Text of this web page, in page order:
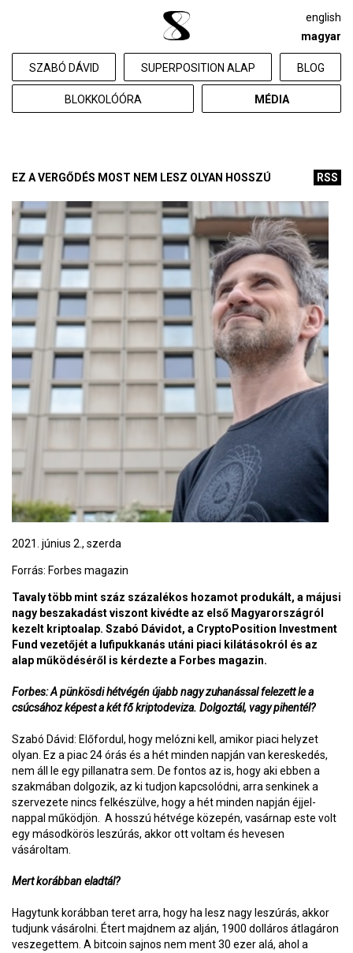
SZABÓ DÁVID SUPERPOSITION ALAP BLOG
BLOKKOLÓÓRA MÉDIA
english
magyar
RSS
EZ A VERGŐDÉS MOST NEM LESZ OLYAN HOSSZÚ
2021. június 2., szerda
Forrás: Forbes magazin
Tavaly több mint száz százalékos hozamot produkált, a májusi
nagy beszakadást viszont kivédte az első Magyarországról
kezelt kriptoalap. Szabó Dávidot, a CryptoPosition Investment
Fund vezetőjét a lufipukkanás utáni piaci kilátásokról és az
alap működéséről is kérdezte a Forbes magazin.
Forbes: A pünkösdi hétvégén újabb nagy zuhanással felezett le a
csúcsához képest a két fő kriptodeviza. Dolgoztál, vagy pihentél?
Szabó Dávid: Előfordul, hogy melózni kell, amikor piaci helyzet
olyan. Ez a piac 24 órás és a hét minden napján van kereskedés,
nem áll le egy pillanatra sem. De fontos az is, hogy aki ebben a
szakmában dolgozik, az ki tudjon kapcsolódni, arra senkinek a
szervezete nincs felkészülve, hogy a hét minden napján éjjel-
nappal működjön. A hosszú hétvége közepén, vasárnap este volt
egy másodkörös leszúrás, akkor ott voltam és hevesen
vásároltam.
Mert korábban eladtál?
Hagytunk korábban teret arra, hogy ha lesz nagy leszúrás, akkor
tudjunk vásárolni. Étert majdnem az alján, 1900 dolláros átlagáron
veszegettem. A bitcoin sajnos nem ment 30 ezer alá, ahol a